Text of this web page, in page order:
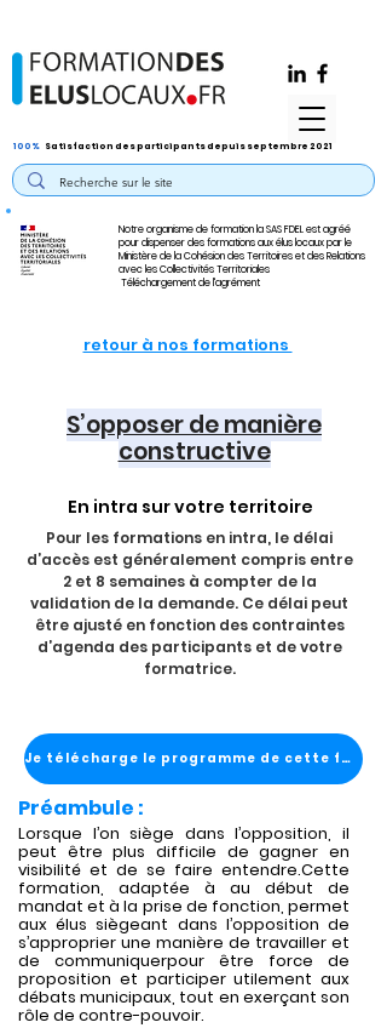
Notre organisme de formation la SAS FDEL est agréé
pour dispenser des formations aux élus locaux par le
Ministère de la Cohésion des Territoires et des Relations
avec les Collectivités Territoriales
Téléchargement de l'agrément
100% Satisfaction des participants depuis septembre 2021
retour à nos formations
S’opposer de manière
constructive
En intra sur votre territoire
Pour les formations en intra, le délai
d’accès est généralement compris entre
2 et 8 semaines à compter de la
validation de la demande. Ce délai peut
être ajusté en fonction des contraintes
d’agenda des participants et de votre
formatrice.
Je télécharge le programme de cette formation
Préambule :
Lorsque l’on siège dans l’opposition, il
peut être plus difficile de gagner en
visibilité et de se faire entendre.Cette
formation, adaptée à au début de
mandat et à la prise de fonction, permet
aux élus siègeant dans l’opposition de
s’approprier une manière de travailler et
de communiquerpour être force de
proposition et participer utilement aux
débats municipaux, tout en exerçant son
rôle de contre-pouvoir.